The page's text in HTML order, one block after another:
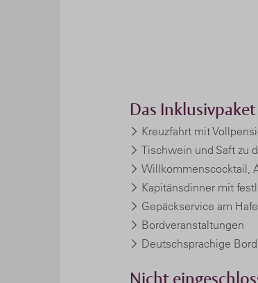
Das Inklusivpaket
Kreuzfahrt mit
Tischwein und Saft zu
Willkommenscocktail,
Kapitänsdinner mit
Gepäckservice am
Bordveranstaltungen
Deutschsprachige
Nicht